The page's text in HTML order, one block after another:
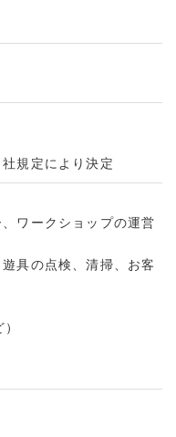
規定により決定
ワークショップの運営
具の点検、清掃、お客